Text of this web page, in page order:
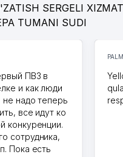
SERGELI
TUMANI SUDI
ПВЗ в
и как люди
не надо теперь
все идут ко
конкуренции.
сотрудника,
Пока есть